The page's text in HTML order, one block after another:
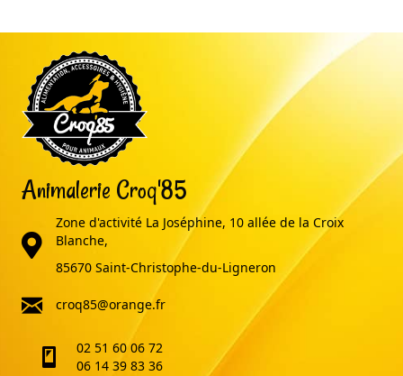
Animalerie Croq'85
adresse
Zone d'activité La Joséphine, 10 allée de la Croix
Blanche,
85670 Saint-Christophe-du-Ligneron
email
croq85@orange.fr
telephone02 51 60 06 72
06 14 39 83 36